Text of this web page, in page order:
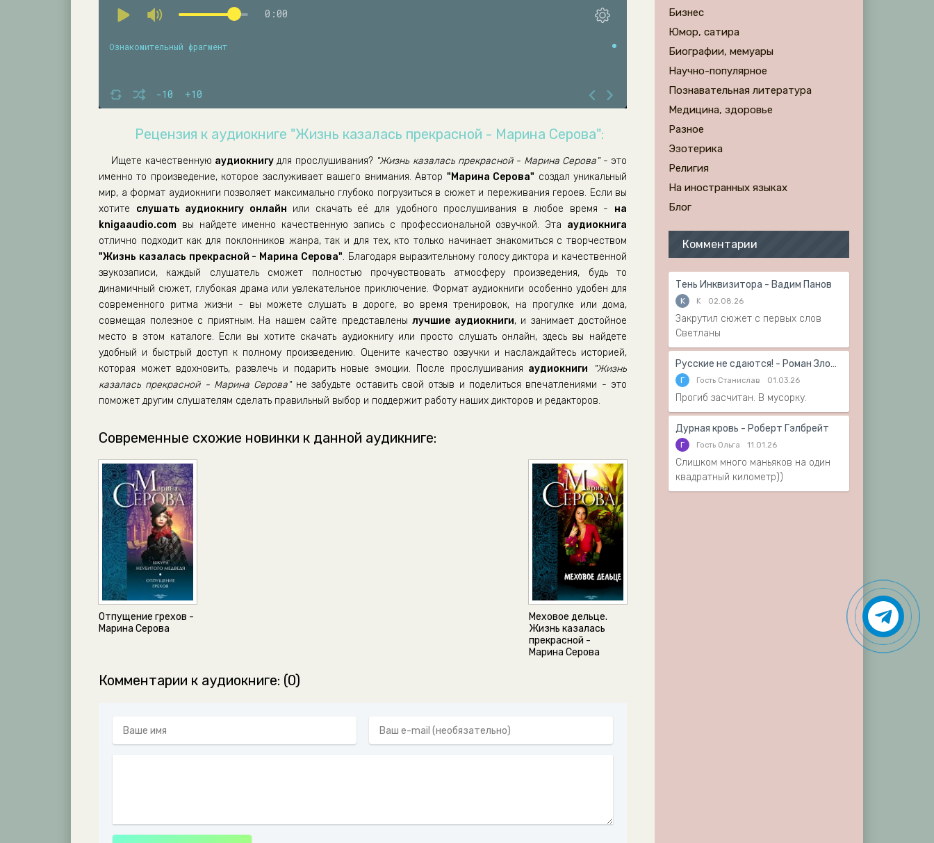
0:00
-10 +10
Ознакомительный фрагмент
Рецензия к аудиокниге "Жизнь казалась прекрасной - Марина Серова":
Ищете качественную аудиокнигу для прослушивания? "Жизнь казалась прекрасной - Марина Серова"- это
именно то произведение, которое заслуживает вашего внимания. Автор "Марина Серова" создал уникальный
мир, а формат аудиокниги позволяет максимально глубоко погрузиться в сюжет и переживания героев. Если вы
хотите слушать аудиокнигу онлайн или скачать её для удобного прослушивания в любое время - на
knigaaudio.com вы найдете именно качественную запись с профессиональной озвучкой. Эта аудиокнига
отлично подходит как для поклонников жанра, так и для тех, кто только начинает знакомиться с творчеством
"Жизнь казалась прекрасной - Марина Серова". Благодаря выразительному голосу диктора и качественной
звукозаписи, каждый слушатель сможет полностью прочувствовать атмосферу произведения, будь то
динамичный сюжет, глубокая драма или увлекательное приключение. Формат аудиокниги особенно удобен для
современного ритма жизни - вы можете слушать в дороге, во время тренировок, на прогулке или дома,
совмещая полезное с приятным. На нашем сайте представлены лучшие аудиокниги, и занимает достойное
место в этом каталоге. Если вы хотите скачать аудиокнигу или просто слушать онлайн, здесь вы найдете
удобный и быстрый доступ к полному произведению. Оцените качество озвучки и наслаждайтесь историей,
которая может вдохновить, развлечь и подарить новые эмоции. После прослушивания аудиокниги
"Жизнь
казалась прекрасной - Марина Серова"не забудьте оставить свой отзыв и поделиться впечатлениями - это
поможет другим слушателям сделать правильный выбор и поддержит работу наших дикторов и редакторов.
Современные схожие новинки к данной аудикниге:
Отпущение грехов -
Марина Серова
Меховое дельце.
Жизнь казалась
прекрасной -
Марина Серова
Комментарии к аудиокниге: (0)
Бизнес
Юмор, сатира
Биографии, мемуары
Научно-популярное
Познавательная литература
Медицина, здоровье
Разное
Эзотерика
Религия
На иностранных языках
Блог
Комментарии
Тень Инквизитора - Вадим Панов
K K 02.08.26
Закрутил сюжет с первых слов
Светланы
Русские не сдаются! - Роман Злотников
Г Гость Станислав 01.03.26
Прогиб засчитан. В мусорку.
Дурная кровь - Роберт Гэлбрейт
Г Гость Ольга 11.01.26
Слишком много маньяков на один
квадратный километр))